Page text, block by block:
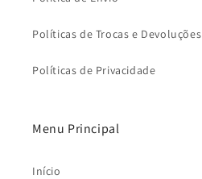
Políticas de Trocas e Devoluções
Políticas de Privacidade
Menu Principal
Início